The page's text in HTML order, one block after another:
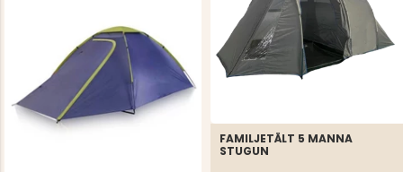
FAMILJETÄLT 5 MANNA
STUGUN